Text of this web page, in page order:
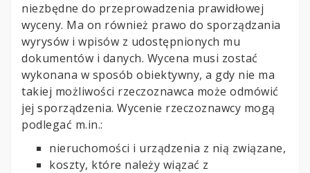
niezbędne do przeprowadzenia prawidłowej
wyceny. Ma on również prawo do sporządzania
wyrysów i wpisów z udostępnionych mu
dokumentów i danych. Wycena musi zostać
wykonana w sposób obiektywny, a gdy nie ma
takiej możliwości rzeczoznawca może odmówić
jej sporządzenia. Wycenie rzeczoznawcy mogą
podlegać m.in.:
nieruchomości i urządzenia z nią związane,
koszty, które należy wiązać z